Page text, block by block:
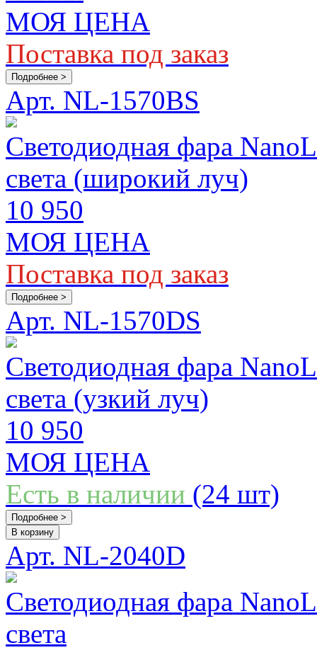
МОЯ ЦЕНА
Поставка под заказ
Подробнее >
Арт. NL-1570BS
Светодиодная фара
света (широкий луч)
10 950
МОЯ ЦЕНА
Поставка под заказ
Подробнее >
Арт. NL-1570DS
Светодиодная фара
света (узкий луч)
10 950
МОЯ ЦЕНА
Есть в наличии (24 шт)
Подробнее >
В корзину
Арт. NL-2040D
Светодиодная фара
света